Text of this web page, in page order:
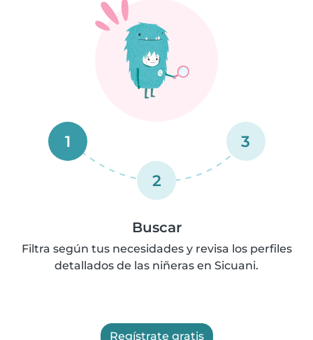
1
2
3
Buscar
Filtra según tus necesidades y revisa los perfiles
detallados de las niñeras en Sicuani.
Regístrate gratis